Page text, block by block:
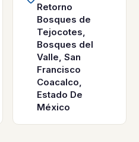
Retorno
Bosques de
Tejocotes,
Bosques del
Valle, San
Francisco
Coacalco,
Estado De
México